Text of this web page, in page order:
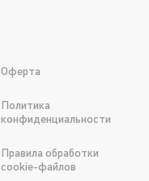
Оферта
Политика
конфиденциальности
Правила обработки
cookie-файлов